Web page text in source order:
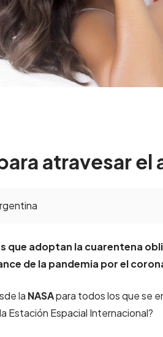
atravesar el
que adoptan la cuarentena
de la pandemia por el
la NASApara todos los que se
Estación Espacial Internacional?